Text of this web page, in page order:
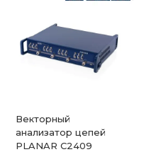
Векторный
анализатор цепей
PLANAR C2409